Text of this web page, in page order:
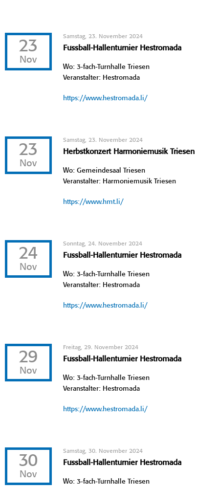
23
Nov
Samstag, 23. November 2024
Fussball-Hallenturnier Hestromada
Wo: 3-fach-Turnhalle Triesen
Veranstalter: Hestromada
https://www.hestromada.li/
23
Nov
Samstag, 23. November 2024
Herbstkonzert Harmoniemusik Triesen
Wo: Gemeindesaal Triesen
Veranstalter: Harmoniemusik Triesen
https://www.hmt.li/
24
Nov
Sonntag, 24. November 2024
Fussball-Hallenturnier Hestromada
Wo: 3-fach-Turnhalle Triesen
Veranstalter: Hestromada
https://www.hestromada.li/
29
Nov
Freitag, 29. November 2024
Fussball-Hallenturnier Hestromada
Wo: 3-fach-Turnhalle Triesen
Veranstalter: Hestromada
https://www.hestromada.li/
30
Nov
Samstag, 30. November 2024
Fussball-Hallenturnier Hestromada
Wo: 3-fach-Turnhalle Triesen